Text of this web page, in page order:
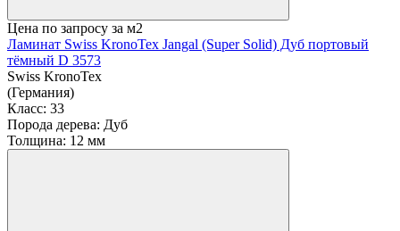
Цена по запросу за м2
Ламинат Swiss KronoTex Jangal (Super Solid) Дуб портовый
тёмный D 3573
Swiss KronoTex
(Германия)
Класс: 33
Порода дерева: Дуб
Толщина: 12 мм